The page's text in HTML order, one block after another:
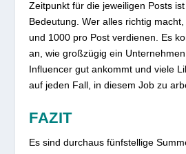
Zeitpunkt für die jeweiligen Posts
Bedeutung. Wer alles richtig
und 1000 pro Post verdienen. Es
an, wie großzügig ein
Influencer gut ankommt und viele
auf jeden Fall, in diesem Job zu
FAZIT
Es sind durchaus fünfstellige